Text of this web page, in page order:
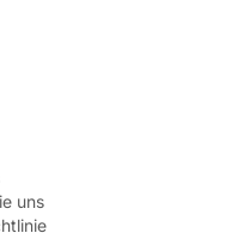
uns